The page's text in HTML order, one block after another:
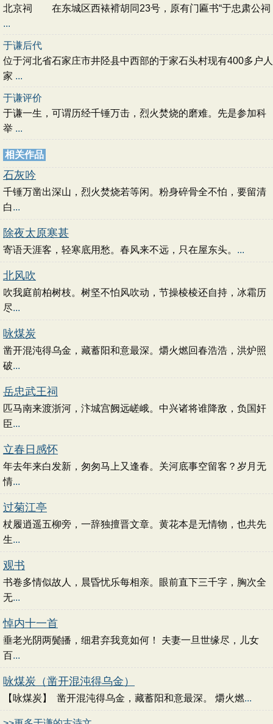
北京祠 在东城区西裱褙胡同23号，原有门匾书“于忠肃公祠
...
于谦后代
位于河北省石家庄市井陉县中西部的于家石头村现有400多户人
家 ...
于谦评价
于谦一生，可谓历经千锤万击，烈火焚烧的磨难。先是参加科
举 ...
相关作品
石灰吟
千锤万凿出深山，烈火焚烧若等闲。粉身碎骨全不怕，要留清
白...
除夜太原寒甚
寄语天涯客，轻寒底用愁。春风来不远，只在屋东头。 ...
北风吹
吹我庭前柏树枝。树坚不怕风吹动，节操棱棱还自持，冰霜历
尽...
咏煤炭
凿开混沌得乌金，藏蓄阳和意最深。爝火燃回春浩浩，洪炉照
破...
岳忠武王祠
匹马南来渡浙河，汴城宫阙远嵯峨。中兴诸将谁降敌，负国奸
臣...
立春日感怀
年去年来白发新，匆匆马上又逢春。关河底事空留客？岁月无
情...
过菊江亭
杖履逍遥五柳旁，一辞独擅晋文章。黄花本是无情物，也共先
生...
观书
书卷多情似故人，晨昏忧乐每相亲。眼前直下三千字，胸次全
无...
悼内十一首
垂老光阴两鬓皤，细君弃我竟如何！ 夫妻一旦世缘尽，儿女
百...
咏煤炭（凿开混沌得乌金）
【咏煤炭】 凿开混沌得乌金，藏蓄阳和意最深。 爝火燃...